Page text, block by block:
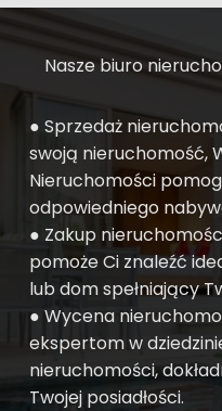
Nasze biuro
● Sprzedaż
swoją nieruchomość,
Nieruchomości
odpowiedniego
● Zakup
pomoże Ci znaleźć
lub dom spełniający
● Wycena
ekspertom w
nieruchomości,
Twojej posiadłości.